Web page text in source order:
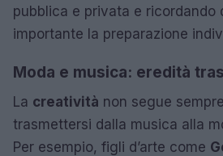
pubblica e privata e ricordando
importante la preparazione
Moda e musica: eredità
La creatività non segue
trasmettersi dalla musica alla
Per esempio, figli d’arte come